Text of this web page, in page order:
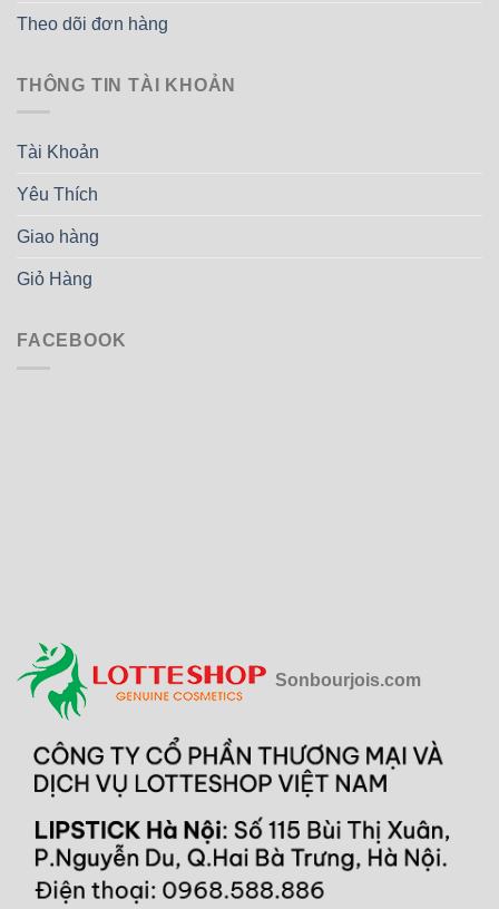
Theo dõi đơn hàng
THÔNG TIN TÀI KHOẢN
Tài Khoản
Yêu Thích
Giao hàng
Giỏ Hàng
FACEBOOK
Sonbourjois.com